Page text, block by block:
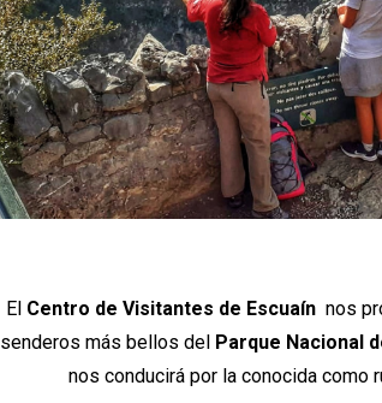
El Centro de Visitantes de Escuaín nos
senderos más bellos del Parque Nacional
nos conducirá por la conocida como